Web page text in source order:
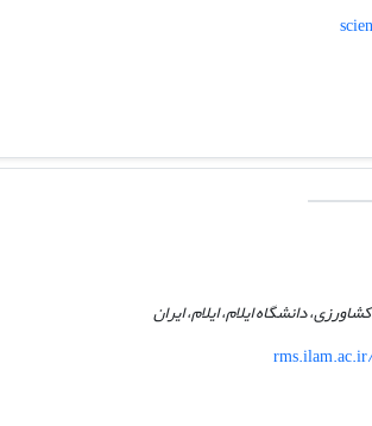
دانشگاه ایلام، ایلام، ایران